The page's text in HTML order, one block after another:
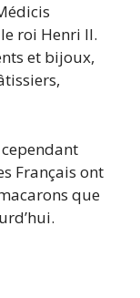
roi Henri II.
et bijoux,
Français ont
que